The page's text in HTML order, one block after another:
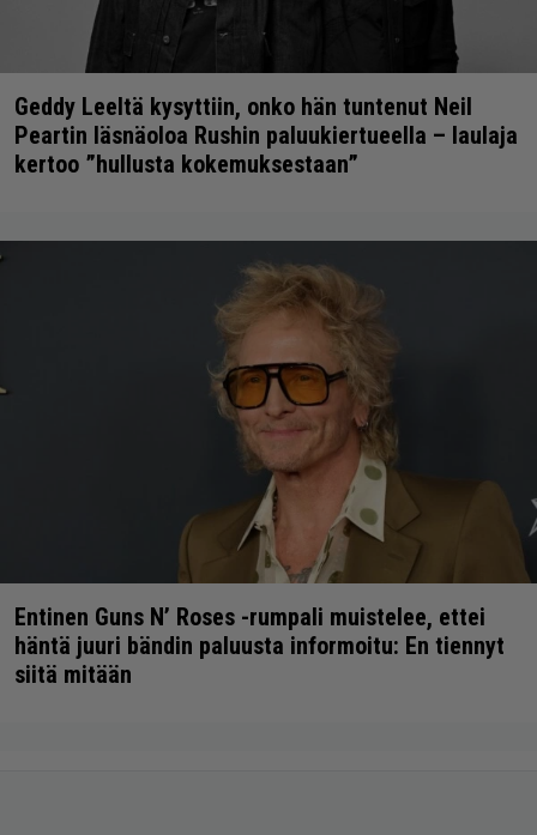
Geddy Leeltä kysyttiin, onko hän tuntenut Neil
Peartin läsnäoloa Rushin paluukiertueella – laulaja
kertoo ”hullusta kokemuksestaan”
Entinen Guns N’ Roses -rumpali muistelee, ettei
häntä juuri bändin paluusta informoitu: En tiennyt
siitä mitään